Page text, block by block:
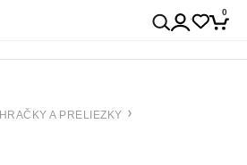
0
HRAČKY A PRELIEZKY